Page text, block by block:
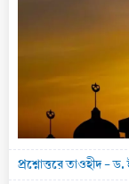
প্রশ্নোত্তরে তাওহীদ -